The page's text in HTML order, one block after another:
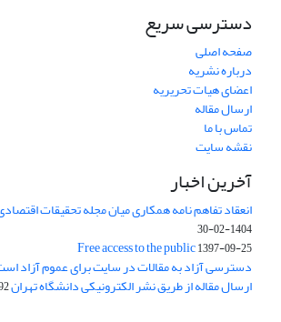
دسترسی سریع
صفحه اصلی
درباره نشریه
اعضای هیات تحریریه
ارسال مقاله
تماس با ما
نقشه سایت
آخرین اخبار
انعقاد تفاهم نامه همکاری میان مجله تحقیقات
1404-02-30
Free access to the public1397-09-25
دسترسی آزاد به مقالات در سایت برای عموم آزاد
ارسال مقاله از طریق نشر الکترونیکی دانشگاه تهران04